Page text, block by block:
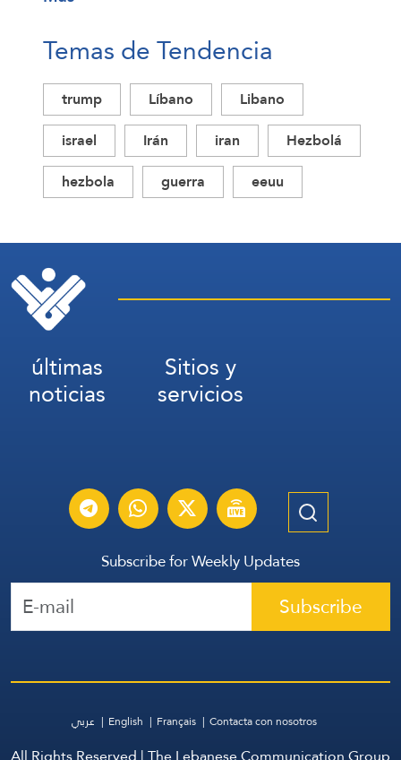
Temas de Tendencia
trump Líbano
Libano
israel
Irán iran
Hezbolá
hezbola
guerra eeuu
últimas
noticias
Sitios y
servicios
Subscribe for Weekly Updates
Subscribe
عربي English Français Contacta con nosotros